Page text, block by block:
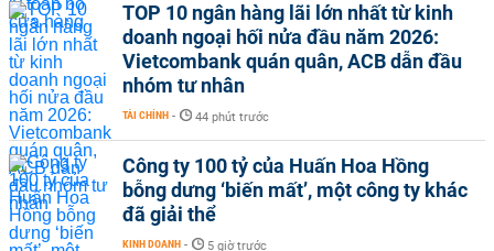
TOP 10 ngân hàng lãi lớn nhất từ kinh
doanh ngoại hối nửa đầu năm 2026:
Vietcombank quán quân, ACB dẫn đầu
nhóm tư nhân
TÀI CHÍNH - 44 phút trước
Công ty 100 tỷ của Huấn Hoa Hồng
bỗng dưng ‘biến mất’, một công ty khác
đã giải thể
KINH DOANH - 5 giờ trước